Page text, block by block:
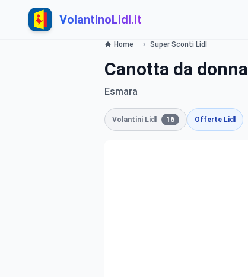
VolantinoLidl.it
Home Super Sconti Lidl
Canotta da donna
Esmara
Volantini Lidl 16 Offerte Lidl